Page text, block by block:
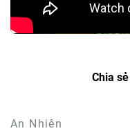
Chia sẻ
An Nhiên